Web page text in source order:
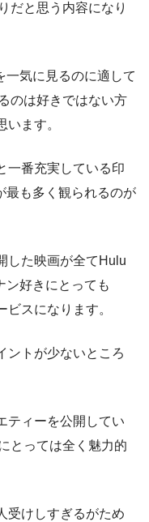
だと思う内容になり
一気に見るのに適して
のは好きではない方
ます。
一番充実している印
最も多く観られるのが
した映画が全てHulu
ン好きにとっても
スになります。
ントが少ないところ
ティーを公開してい
とっては全く魅力的
受けしすぎるがため